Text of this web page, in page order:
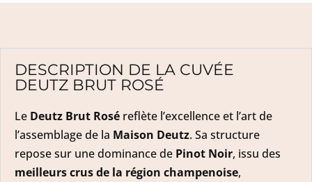
DESCRIPTION DE LA CUVÉE
DEUTZ BRUT ROSÉ
Le Deutz Brut Rosé reflète l’excellence et l’art de
l’assemblage de la Maison Deutz. Sa structure
repose sur une dominance de Pinot Noir, issu des
meilleurs crus de la région champenoise,